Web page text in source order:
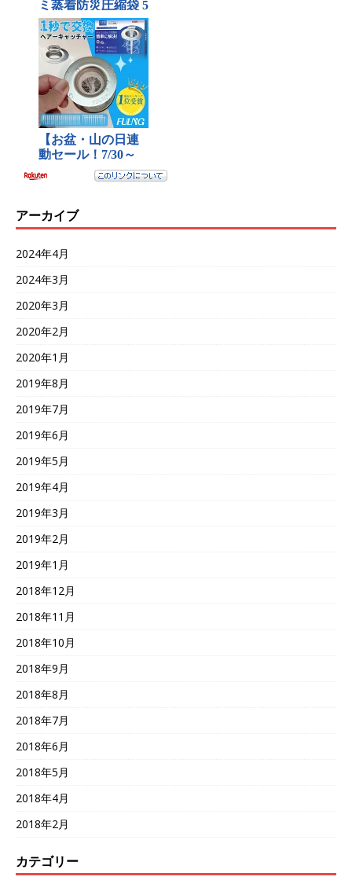
アーカイブ
2024年4月
2024年3月
2020年3月
2020年2月
2020年1月
2019年8月
2019年7月
2019年6月
2019年5月
2019年4月
2019年3月
2019年2月
2019年1月
2018年12月
2018年11月
2018年10月
2018年9月
2018年8月
2018年7月
2018年6月
2018年5月
2018年4月
2018年2月
カテゴリー